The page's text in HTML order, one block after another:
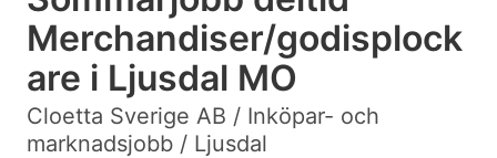
Merchandiser/godisplock
are i Ljusdal MO
Cloetta Sverige AB / Inköpar- och
marknadsjobb / Ljusdal